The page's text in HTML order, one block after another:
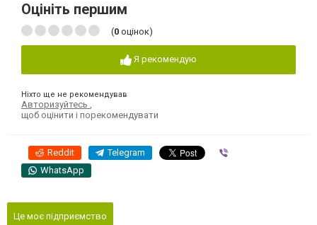
Оцініть першим
(0 оцінок)
Я рекомендую
Ніхто ще не рекомендував
Авторизуйтесь
щоб оцінити і порекомендувати
Reddit Telegram
WhatsApp
Це моє підприємство